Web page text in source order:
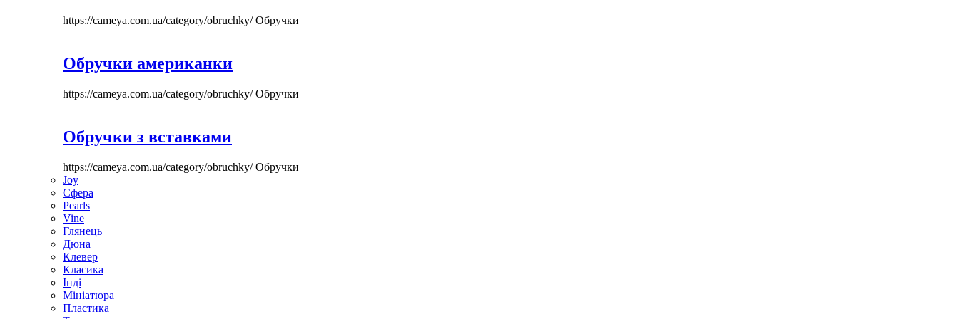
https://cameya.com.ua/category/obruchky/Обручки
Обручки американки
https://cameya.com.ua/category/obruchky/Обручки
Обручки з вставками
https://cameya.com.ua/category/obruchky/Обручки
Joy
Сфера
Pearls
Vine
Глянець
Дюна
Клевер
Класика
Інді
Мініатюра
Пластика